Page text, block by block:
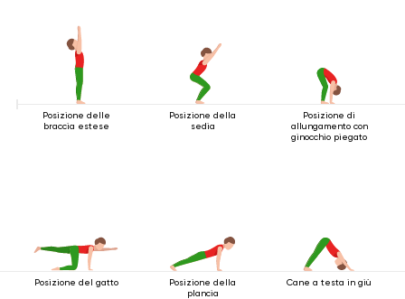
Posizione delle
braccia estese
Posizione della
sedia
Posizione di
allungamento con
ginocchio piegato
Posizione del gatto
Posizione della
plancia
Cane a testa in giù